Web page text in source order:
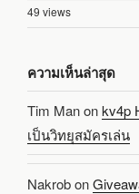
49 views
ความเห็นล่าสุด
Tim Manonkv4p
เป็นวิทยุสมัครเล่น
Nakrobon